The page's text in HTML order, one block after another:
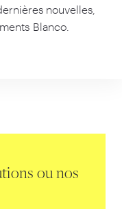
nouvelles,
Blanco.
ou nos